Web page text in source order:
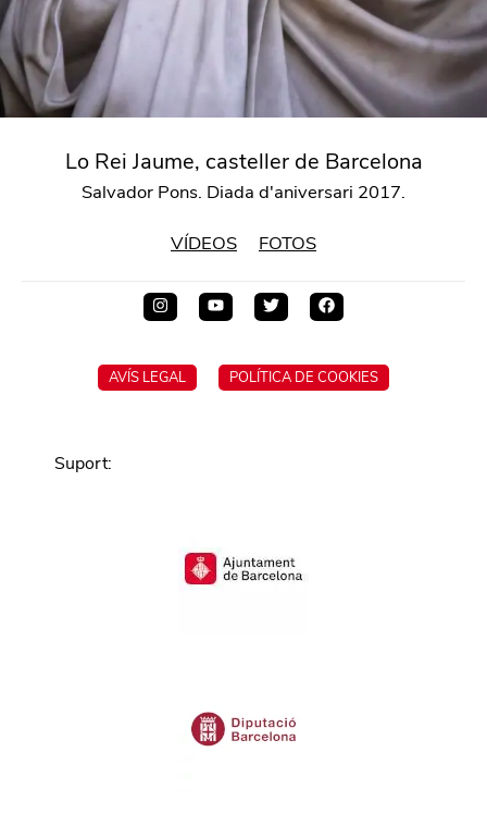
Lo Rei Jaume, casteller de Barcelona
Salvador Pons. Diada d'aniversari 2017.
VÍDEOS FOTOS
AVÍS LEGAL POLÍTICA DE COOKIES
Suport: